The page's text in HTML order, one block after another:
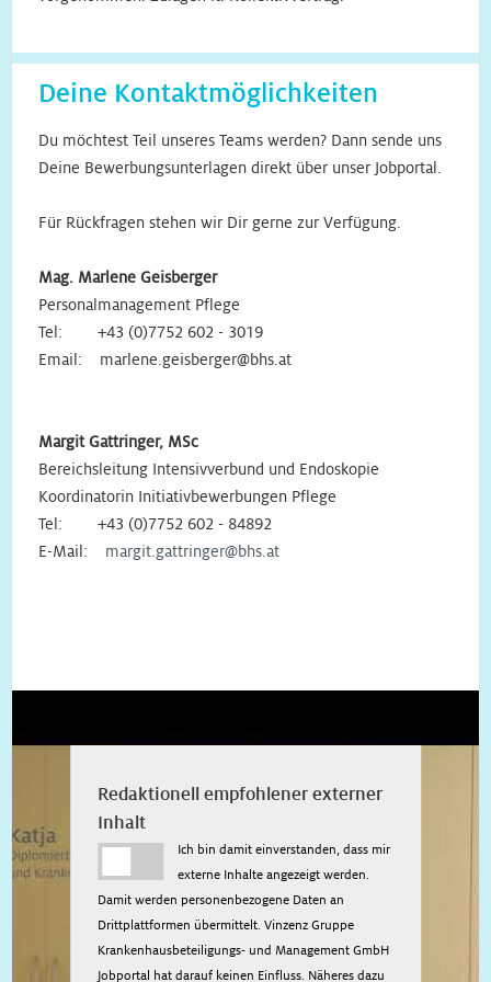
Deine Kontaktmöglichkeiten
Du möchtest Teil unseres Teams werden? Dann sende uns
Deine Bewerbungsunterlagen direkt über unser Jobportal.
Für Rückfragen stehen wir Dir gerne zur Verfügung.
Mag. Marlene Geisberger
Personalmanagement Pflege
Tel: +43 (0)7752 602 - 3019
Email: marlene.geisberger@bhs.at
Margit Gattringer, MSc
Bereichsleitung Intensivverbund und Endoskopie
Koordinatorin Initiativbewerbungen Pflege
Tel: +43 (0)7752 602 - 84892
E-Mail: margit.gattringer@bhs.at
Redaktionell empfohlener externer
Inhalt
Ich bin damit einverstanden, dass mir
externe Inhalte angezeigt werden.
Damit werden personenbezogene Daten an
Drittplattformen übermittelt. Vinzenz Gruppe
Krankenhausbeteiligungs- und Management GmbH
Jobportal hat darauf keinen Einfluss. Näheres dazu